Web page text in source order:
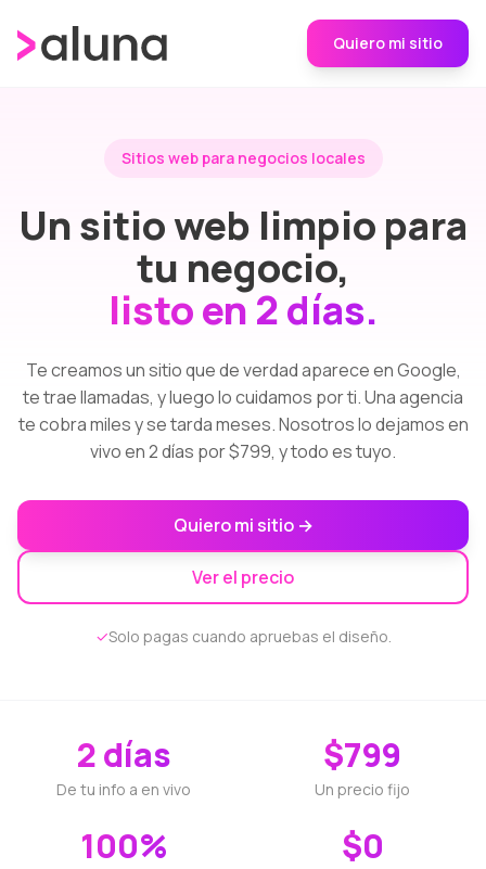
Quiero mi sitio
Sitios web para negocios locales
Un sitio web limpio para
tu negocio,
listo en 2 días.
Te creamos un sitio que de verdad aparece en Google,
te trae llamadas, y luego lo cuidamos por ti. Una agencia
te cobra miles y se tarda meses. Nosotros lo dejamos en
vivo en 2 días por $799, y todo es tuyo.
Quiero mi sitio →
Ver el precio
✓Solo pagas cuando apruebas el diseño.
2 días
De tu info a en vivo
$799
Un precio fijo
100% $0